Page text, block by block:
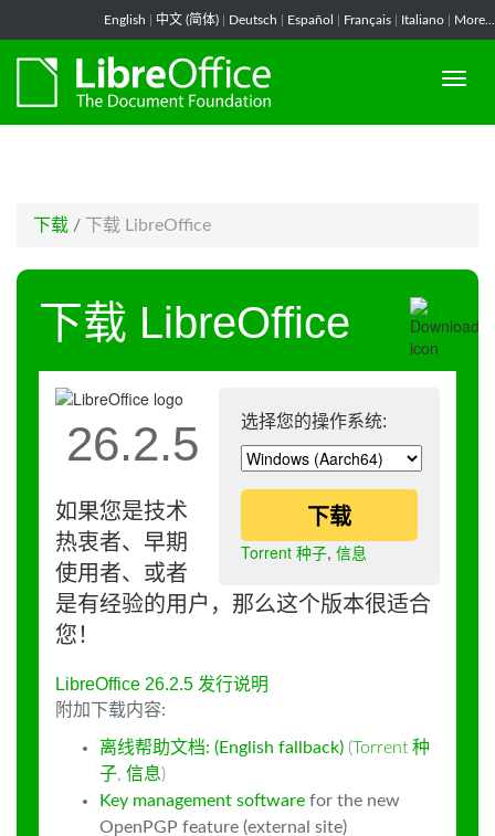
English 中文 (简体) Deutsch Español Français Italiano More...
下载 / 下载 LibreOffice
下载 LibreOffice
选择您的操作系统:
下载
Torrent 种子, 信息
26.2.5
如果您是技术
热衷者、早期
使用者、或者
是有经验的用户，那么这个版本很适合
您！
LibreOffice 26.2.5 发行说明
附加下载内容:
离线帮助文档: (English fallback) (Torrent 种
子, 信息)
Key management software for the new
OpenPGP feature (external site)